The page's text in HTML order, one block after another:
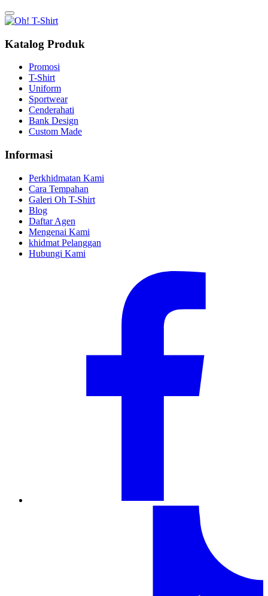
Katalog Produk
Promosi
T-Shirt
Uniform
Sportwear
Cenderahati
Bank Design
Custom Made
Informasi
Perkhidmatan Kami
Cara Tempahan
Galeri Oh T-Shirt
Blog
Daftar Agen
Mengenai Kami
khidmat Pelanggan
Hubungi Kami